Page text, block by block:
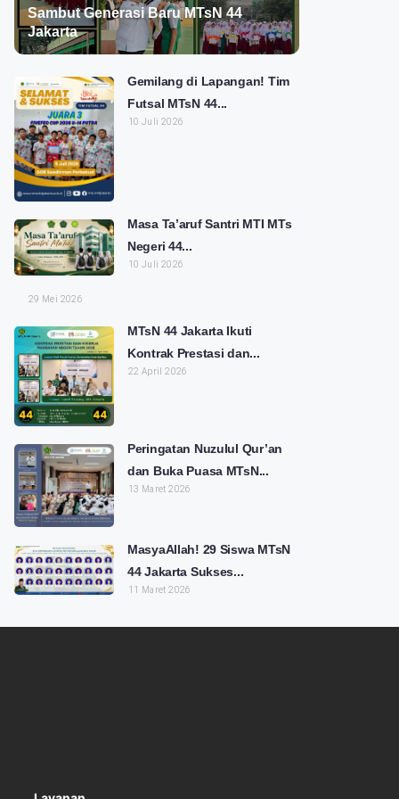
Sambut Generasi Baru MTsN 44
Jakarta
Gemilang di Lapangan! Tim
Futsal MTsN 44...
10 Juli 2026
Masa Ta’aruf Santri MTI MTs
Negeri 44...
10 Juli 2026
29 Mei 2026
MTsN 44 Jakarta Ikuti
Kontrak Prestasi dan...
22 April 2026
Peringatan Nuzulul Qur’an
dan Buka Puasa MTsN...
13 Maret 2026
MasyaAllah! 29 Siswa MTsN
44 Jakarta Sukses...
11 Maret 2026